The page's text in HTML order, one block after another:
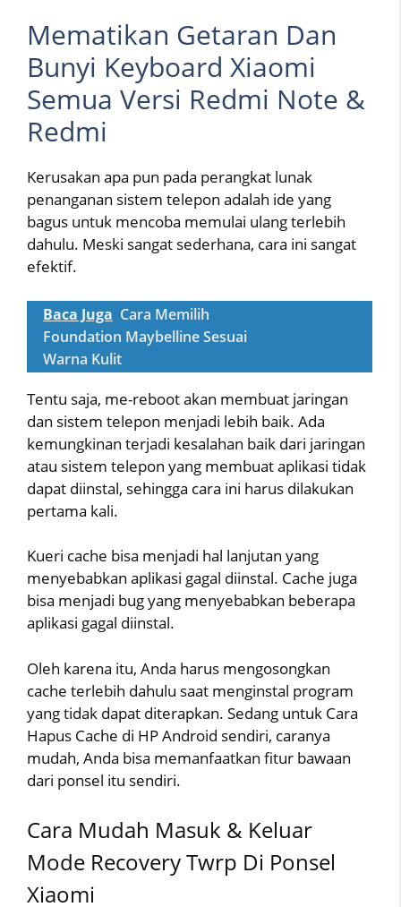
Mematikan Getaran Dan
Bunyi Keyboard Xiaomi
Semua Versi Redmi Note &
Redmi
Kerusakan apa pun pada perangkat lunak
penanganan sistem telepon adalah ide yang
bagus untuk mencoba memulai ulang terlebih
dahulu. Meski sangat sederhana, cara ini sangat
efektif.
Baca Juga Cara Memilih
Foundation Maybelline Sesuai
Warna Kulit
Tentu saja, me-reboot akan membuat jaringan
dan sistem telepon menjadi lebih baik. Ada
kemungkinan terjadi kesalahan baik dari jaringan
atau sistem telepon yang membuat aplikasi tidak
dapat diinstal, sehingga cara ini harus dilakukan
pertama kali.
Kueri cache bisa menjadi hal lanjutan yang
menyebabkan aplikasi gagal diinstal. Cache juga
bisa menjadi bug yang menyebabkan beberapa
aplikasi gagal diinstal.
Oleh karena itu, Anda harus mengosongkan
cache terlebih dahulu saat menginstal program
yang tidak dapat diterapkan. Sedang untuk Cara
Hapus Cache di HP Android sendiri, caranya
mudah, Anda bisa memanfaatkan fitur bawaan
dari ponsel itu sendiri.
Cara Mudah Masuk & Keluar
Mode Recovery Twrp Di Ponsel
Xiaomi